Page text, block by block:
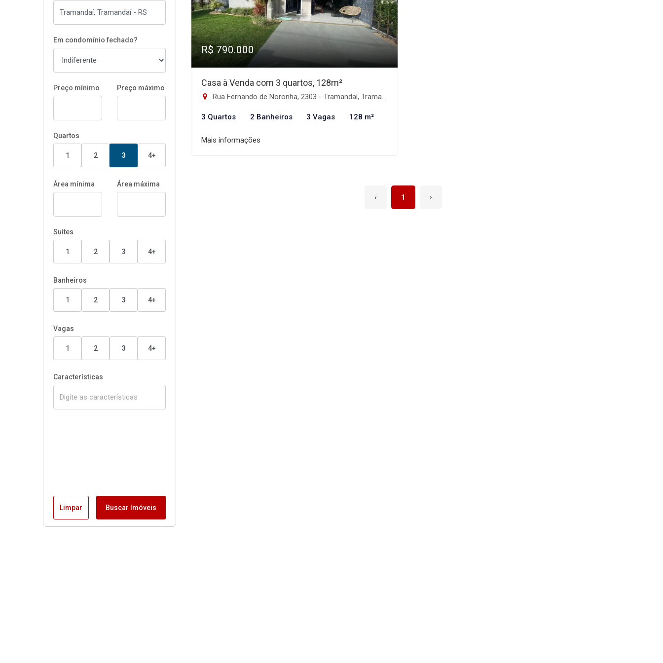
Em condomínio fechado?
Preço mínimo Preço máximo
Quartos
1 2 3 4+
Área mínima Área máxima
Suítes
1 2 3 4+
Banheiros
1 2 3 4+
Vagas
1 2 3 4+
Características
Limpar Buscar Imóveis
R$ 790.000
Casa à Venda com 3 quartos, 128m²
Rua Fernando de Noronha, 2303 - Tramandaí, Tramandaí-RS
3 Quartos 2 Banheiros 3 Vagas 128 m²
Mais informações
‹ 1 ›